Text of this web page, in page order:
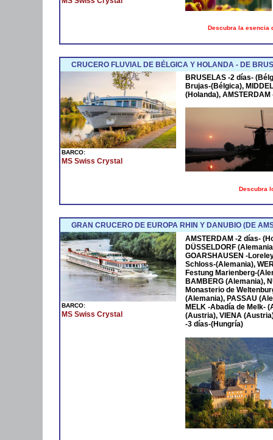
Descubra la esencia
CRUCERO FLUVIAL DE BÉLGICA Y HOLANDA - DE
BARCO:
MS Swiss Crystal
BRUSELAS -2 días-
Brujas-(Bélgica),
(Holanda),
Descubra
GRAN CRUCERO DE EUROPA RHIN Y DANUBIO (DE
BARCO:
MS Swiss Crystal
AMSTERDAM -2 días-
DÜSSELDORF
GOARSHAUSEN -
Schloss-(Alemania),
Festung Marienberg-
BAMBERG (Alemania),
Monasterio de
(Alemania), PASSAU
MELK -Abadía de Melk-
(Austria), VIENA
-3 días-(Hungría)